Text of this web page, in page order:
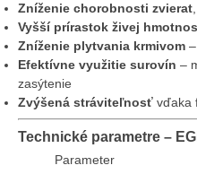
Zníženie chorobnosti zvierat
Vyšší prírastok živej
Zníženie plytvania krmivom
Efektívne využitie surovín –
zasýtenie
Zvýšená stráviteľnosť vďaka
Technické parametre –
Parameter